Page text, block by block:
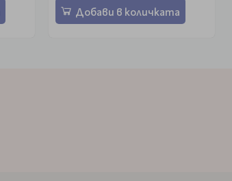
Добави в количката